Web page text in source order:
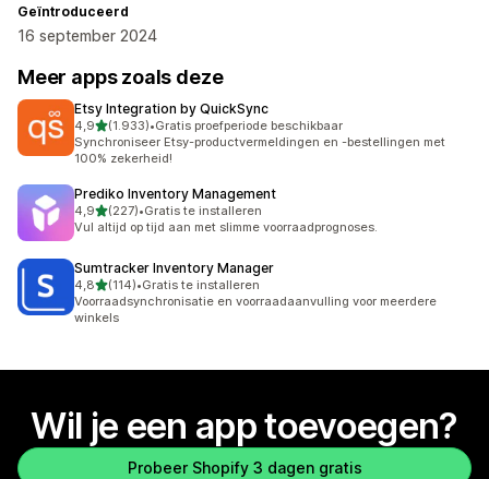
Geïntroduceerd
16 september 2024
Meer apps zoals deze
Etsy Integration by QuickSync
4,9van 5 sterren
(1.933)
1933 recensies in totaal
•Gratis proefperiode beschikbaar
Synchroniseer Etsy-productvermeldingen en -bestellingen met
100% zekerheid!
Prediko Inventory Management
4,9van 5 sterren
(227)
227 recensies in totaal
•Gratis te installeren
Vul altijd op tijd aan met slimme voorraadprognoses.
Sumtracker Inventory Manager
4,8van 5 sterren
(114)
114 recensies in totaal
•Gratis te installeren
Voorraadsynchronisatie en voorraadaanvulling voor meerdere
winkels
Wil je een app toevoegen?
Probeer Shopify 3 dagen gratis